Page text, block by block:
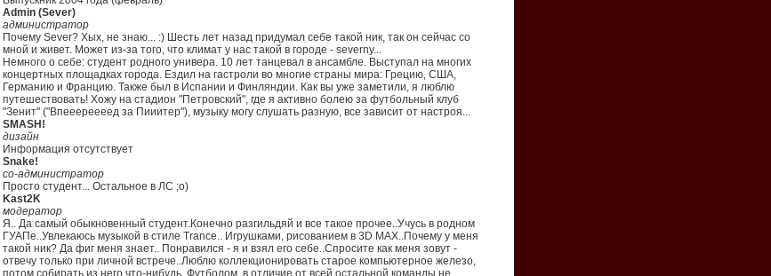
Admin (Sever)
администратор
Почему Sever? Хых, не знаю... :) Шесть лет назад придумал себе такой ник, так он сейчас со
мной и живет. Может из-за того, что климат у нас такой в городе - severny...
Немного о себе: студент родного универа. 10 лет танцевал в ансамбле. Выступал на многих
концертных площадках города. Ездил на гастроли во многие страны мира: Грецию, США,
Германию и Францию. Также был в Испании и Финляндии. Как вы уже заметили, я люблю
путешествовать! Хожу на стадион "Петровский", где я активно болею за футбольный клуб
"Зенит" ("Впееереееед за Пииитер"), музыку могу слушать разную, все зависит от настроя...
SMASH!
дизайн
Информация отсутствует
Snake!
со-администратор
Просто студент... Остальное в ЛС ;o)
Kast2K
модератор
Я.. Да самый обыкновенный студент.Конечно разгильдяй и все такое прочее..Учусь в родном
ГУАПе..Увлекаюсь музыкой в стиле Trance.. Игрушками, рисованием в 3D MAX..Почему у меня
такой ник? Да фиг меня знает.. Понравился - я и взял его себе..Спросите как меня зовут -
отвечу только при личной встрече..Люблю коллекционировать старое компьютерное железо,
потом собирать из него что-нибудь. Футболом, в отличие от всей остальной команды не